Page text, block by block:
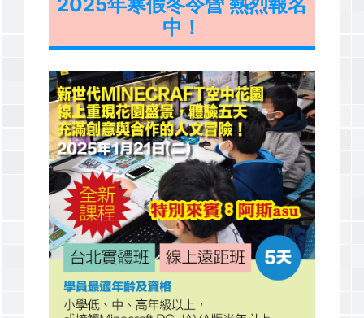
2025年寒假冬令營 熱烈報名
中！